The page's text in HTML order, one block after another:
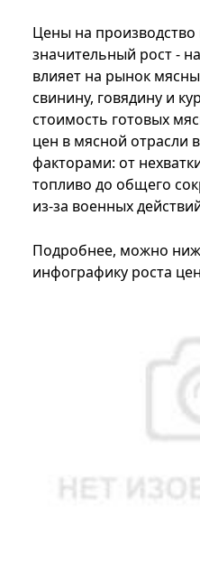
Цены на
значительный рост -
влияет на рынок
свинину, говядину и
стоимость готовых
цен в мясной отрасли
факторами: от
топливо до общего
из-за военных
Подробнее, можно
инфографику роста